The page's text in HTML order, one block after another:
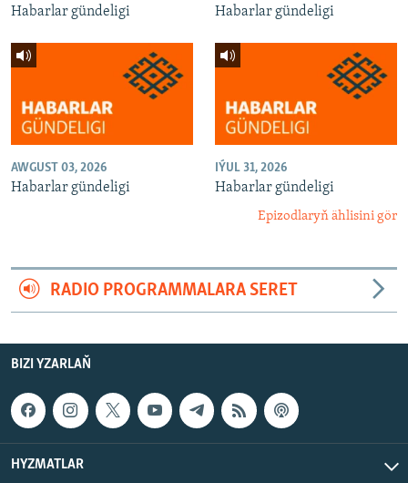
Habarlar gündeligi Habarlar gündeligi
AWGUST 03, 2026
Habarlar gündeligi
IÝUL 31, 2026
Habarlar gündeligi
Epizodlaryň ählisini gör
RADIO PROGRAMMALARA SERET
BIZI YZARLAŇ
HYZMATLAR